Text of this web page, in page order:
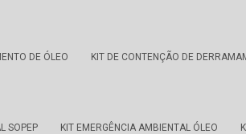
DE ÓLEO KIT DE CONTENÇÃO DE
SOPEP KIT EMERGÊNCIA AMBIENTAL ÓLEO